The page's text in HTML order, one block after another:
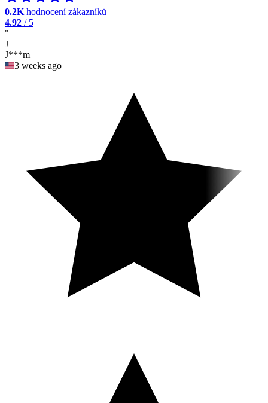
0.2K hodnocení zákazníků
4.92 / 5
"
J
J***m
3 weeks ago